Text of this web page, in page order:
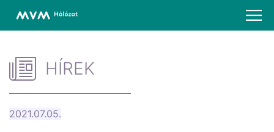
HÍREK
2021.07.05.